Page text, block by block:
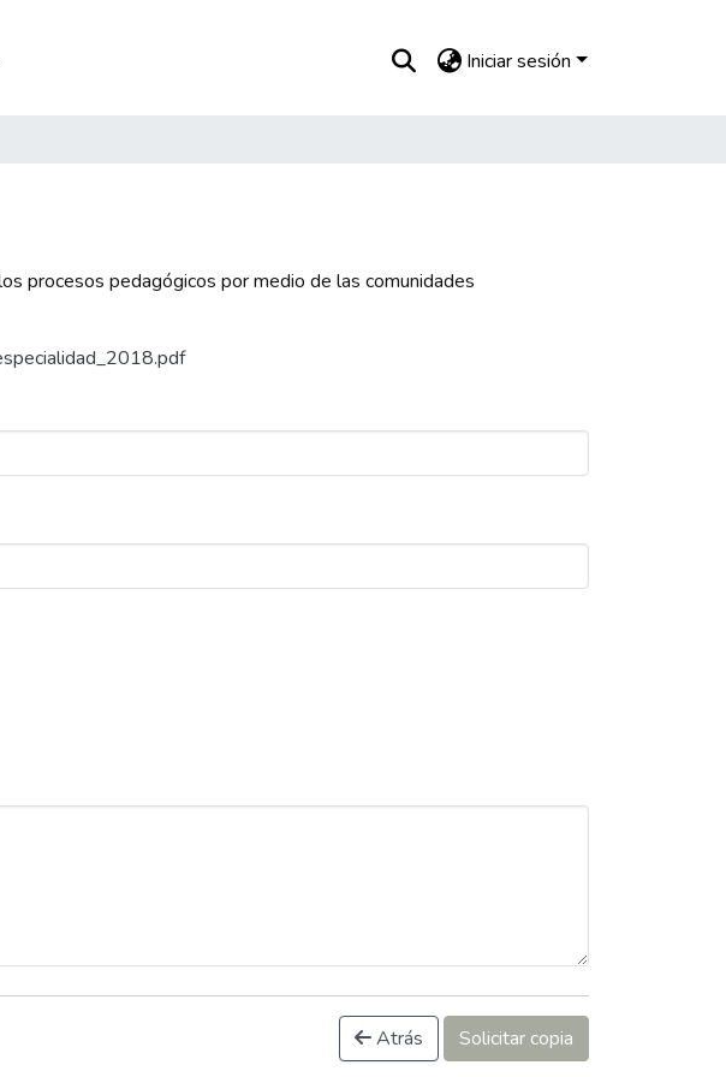
Iniciar sesión
procesos pedagógicos por medio de las comunidades
Atrás Solicitar copia